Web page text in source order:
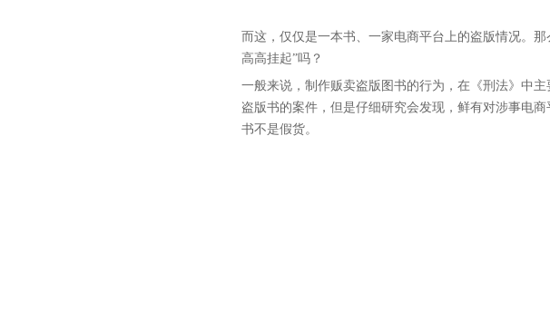
而这，仅仅是一本书、一家电商平台上的盗版情况。
高高挂起”吗？
一般来说，制作贩卖盗版图书的行为，在《刑法》中
盗版书的案件，但是仔细研究会发现，鲜有对涉事电
书不是假货。